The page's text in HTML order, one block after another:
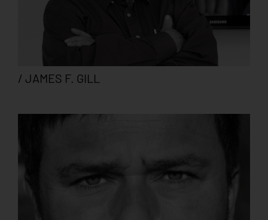
/ JAMES F. GILL